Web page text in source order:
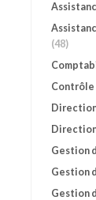
(48)
Contrôle
Gestion
Gestion
Gestion